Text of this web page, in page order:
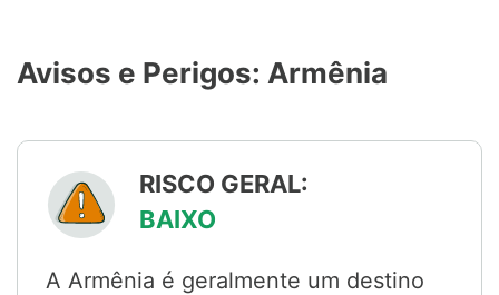
Avisos e Perigos: Armênia
RISCO GERAL:
BAIXO
A Armênia é geralmente um destino